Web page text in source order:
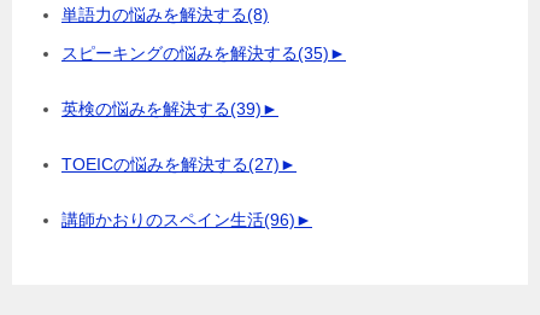
単語力の悩みを解決する(8)
スピーキングの悩みを解決する(35)►
英検の悩みを解決する(39)►
TOEICの悩みを解決する(27)►
講師かおりのスペイン生活(96)►